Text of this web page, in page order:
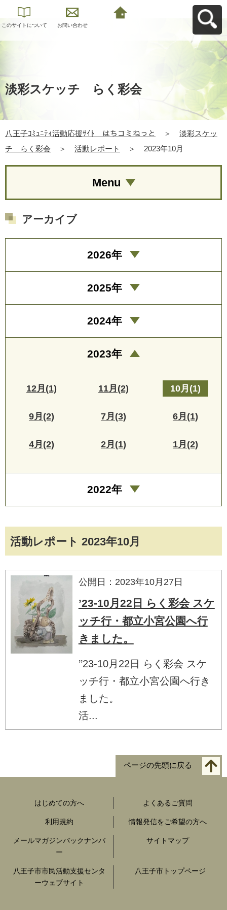
このサイトについて お問い合わせ
淡彩スケッチ らく彩会
八王子ｺﾐｭﾆﾃｨ活動応援ｻｲﾄ はちコミねっと ＞
淡彩スケッ
チ らく彩会
＞ 活動レポート ＞ 2023年10月
活動レポート 2023年10月
公開日：2023年10月27日
’23-10月22日 らく彩会 スケ
ッチ行・都立小宮公園へ行
きました。
’’23-10月22日 らく彩会 スケ
ッチ行・都立小宮公園へ行き
ました。
活...
Menu
アーカイブ
2026年
2025年
2024年
2023年
12月(1) 11月(2) 10月(1)
9月(2) 7月(3) 6月(1)
4月(2) 2月(1) 1月(2)
2022年
ページの先頭に戻る
はじめての方へ よくあるご質問
利用規約 情報発信をご希望の方へ
メールマガジンバックナンバ
ー
サイトマップ
八王子市市民活動支援センタ
ーウェブサイト
八王子市トップページ